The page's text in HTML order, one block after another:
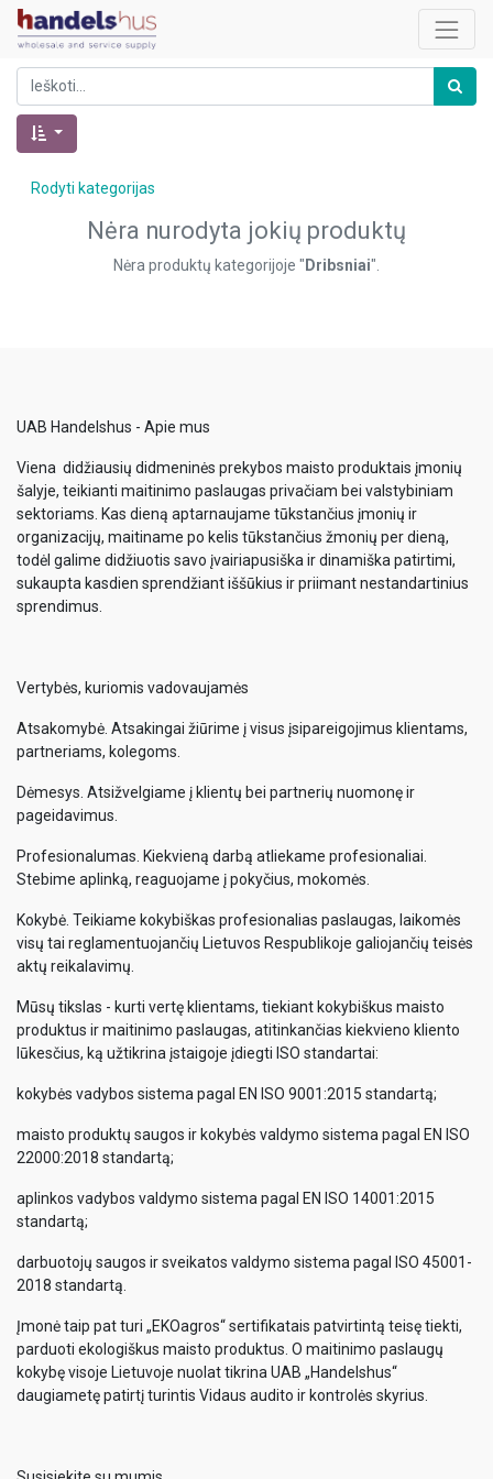
Rodyti kategorijas
Nėra nurodyta jokių produktų
Nėra produktų kategorijoje " Dribsniai".
UAB Handelshus - Apie mus
Viena didžiausių didmeninės prekybos maisto produktais įmonių
šalyje, teikianti maitinimo paslaugas privačiam bei valstybiniam
sektoriams. Kas dieną aptarnaujame tūkstančius įmonių ir
organizacijų, maitiname po kelis tūkstančius žmonių per dieną,
todėl galime didžiuotis savo įvairiapusiška ir dinamiška patirtimi,
sukaupta kasdien sprendžiant iššūkius ir priimant nestandartinius
sprendimus.
Vertybės, kuriomis vadovaujamės
Atsakomybė. Atsakingai žiūrime į visus įsipareigojimus klientams,
partneriams, kolegoms.
Dėmesys. Atsižvelgiame į klientų bei partnerių nuomonę ir
pageidavimus.
Profesionalumas. Kiekvieną darbą atliekame profesionaliai.
Stebime aplinką, reaguojame į pokyčius, mokomės.
Kokybė. Teikiame kokybiškas profesionalias paslaugas, laikomės
visų tai reglamentuojančių Lietuvos Respublikoje galiojančių teisės
aktų reikalavimų.
Mūsų tikslas - kurti vertę klientams, tiekiant kokybiškus maisto
produktus ir maitinimo paslaugas, atitinkančias kiekvieno kliento
lūkesčius, ką užtikrina įstaigoje įdiegti ISO standartai:
kokybės vadybos sistema pagal EN ISO 9001:2015 standartą;
maisto produktų saugos ir kokybės valdymo sistema pagal EN ISO
22000:2018 standartą;
aplinkos vadybos valdymo sistema pagal EN ISO 14001:2015
standartą;
darbuotojų saugos ir sveikatos valdymo sistema pagal ISO 45001-
2018 standartą.
Įmonė taip pat turi „EKOagros“ sertifikatais patvirtintą teisę tiekti,
parduoti ekologiškus maisto produktus. O maitinimo paslaugų
kokybę visoje Lietuvoje nuolat tikrina UAB „Handelshus“
daugiametę patirtį turintis Vidaus audito ir kontrolės skyrius.